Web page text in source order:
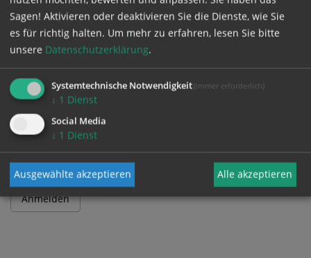
und Passwort an.
Passwort
Sagen! Aktivieren oder deaktivieren Sie die Dienste, wie Sie
es für richtig halten. Um mehr zu erfahren, lesen Sie bitte
unsere Datenschutzerklärung.
Systemtechnische Notwendigkeit (immer erforderlich)
↓ 1 Dienst
Social Media
↓ 1 Dienst
Ausgewählte akzeptieren Alle akzeptieren